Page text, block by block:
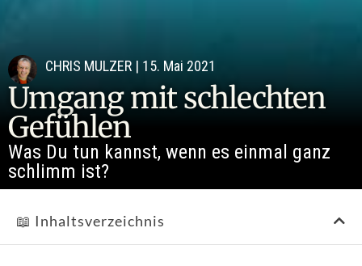
CHRIS MULZER | 15. Mai 2021
Umgang mit schlechten
Gefühlen
Was Du tun kannst, wenn es einmal ganz
schlimm ist?
📖 Inhaltsverzeichnis